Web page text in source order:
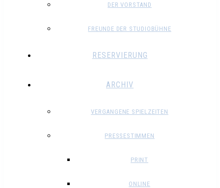
DER VORSTAND
FREUNDE DER STUDIOBÜHNE
RESERVIERUNG
ARCHIV
VERGANGENE SPIELZEITEN
PRESSESTIMMEN
PRINT
ONLINE